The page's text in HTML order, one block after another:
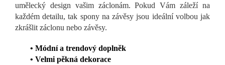
umělecký design vašim záclonám. Pokud Vám záleží na
každém detailu, tak spony na závěsy jsou ideální volbou jak
zkrášlit záclonu nebo závěsy.
• Módní a trendový doplněk
• Velmi pěkná dekorace